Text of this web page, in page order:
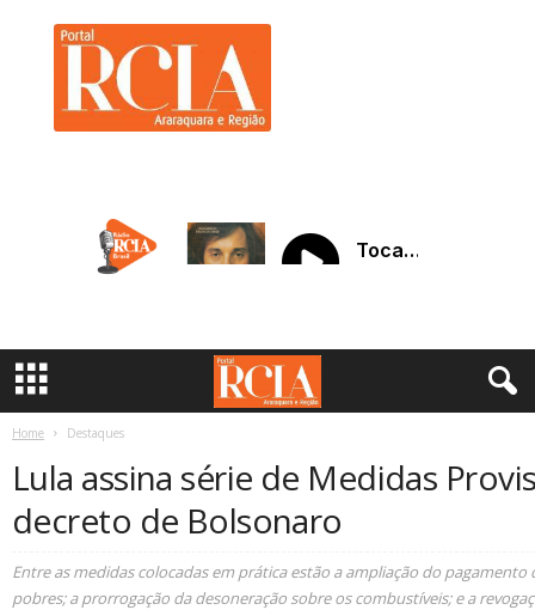
a
Home Destaques
Lula assina série de Medidas
decreto de Bolsonaro
Entre as medidas colocadas em prática estão a ampliação do pagamento
pobres; a prorrogação da desoneração sobre os combustíveis; e a